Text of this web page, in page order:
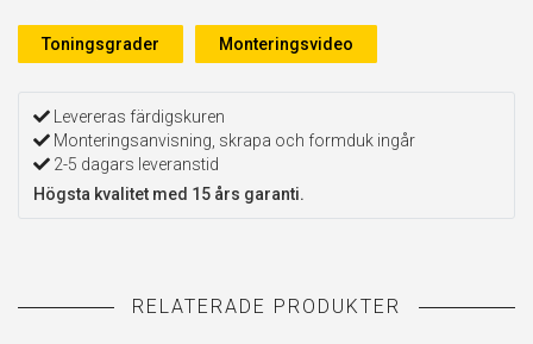
Toningsgrader Monteringsvideo
Levereras färdigskuren
Monteringsanvisning, skrapa och formduk ingår
2-5 dagars leveranstid
Högsta kvalitet med 15 års garanti.